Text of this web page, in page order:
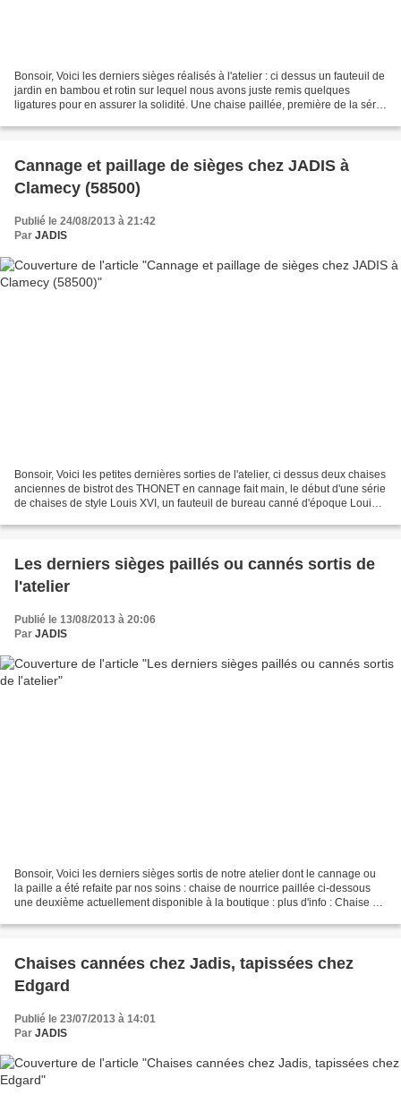
Bonsoir, Voici les derniers sièges réalisés à l'atelier : ci dessus un fauteuil de
jardin en bambou et rotin sur lequel nous avons juste remis quelques
ligatures pour en assurer la solidité. Une chaise paillée, première de la série
Cannage et paillage de sièges chez JADIS à
Clamecy (58500)
Publié le 24/08/2013 à 21:42
Par JADIS
Bonsoir, Voici les petites dernières sorties de l'atelier, ci dessus deux chaises
anciennes de bistrot des THONET en cannage fait main, le début d'une série
de chaises de style Louis XVI, un fauteuil de bureau canné d'époque Louis
Les derniers sièges paillés ou cannés sortis de
l'atelier
Publié le 13/08/2013 à 20:06
Par JADIS
Bonsoir, Voici les derniers sièges sortis de notre atelier dont le cannage ou
la paille a été refaite par nos soins : chaise de nourrice paillée ci-dessous
une deuxième actuellement disponible à la boutique : plus d'info : Chaise de
Chaises cannées chez Jadis, tapissées chez
Edgard
Publié le 23/07/2013 à 14:01
Par JADIS